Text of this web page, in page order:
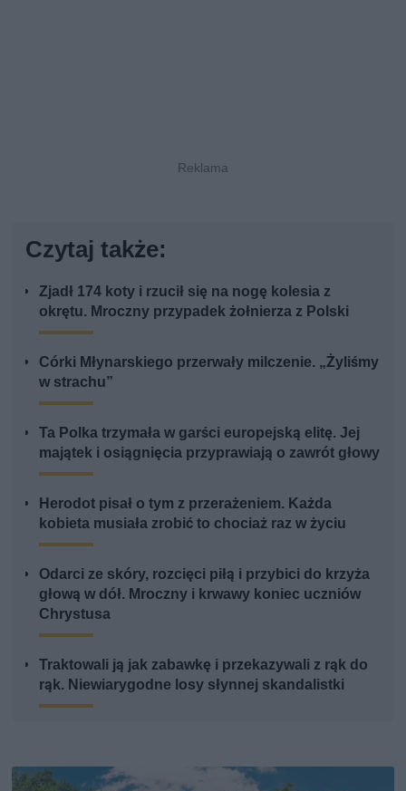
Czytaj także:
Zjadł 174 koty i rzucił się na nogę kolesia z
okrętu. Mroczny przypadek żołnierza z Polski
Córki Młynarskiego przerwały milczenie. „Żyliśmy
w strachu”
Ta Polka trzymała w garści europejską elitę. Jej
majątek i osiągnięcia przyprawiają o zawrót głowy
Herodot pisał o tym z przerażeniem. Każda
kobieta musiała zrobić to chociaż raz w życiu
Odarci ze skóry, rozcięci piłą i przybici do krzyża
głową w dół. Mroczny i krwawy koniec uczniów
Chrystusa
Traktowali ją jak zabawkę i przekazywali z rąk do
rąk. Niewiarygodne losy słynnej skandalistki